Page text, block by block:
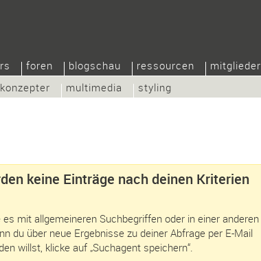
konzepter multimedia styling
foren blogschau ressourcen mitglieder
keine Einträge nach deinen Kriterien
mit allgemeineren Suchbegriffen oder in einer anderen
du über neue Ergebnisse zu deiner Abfrage per E-Mail
willst, klicke auf „Suchagent speichern“.